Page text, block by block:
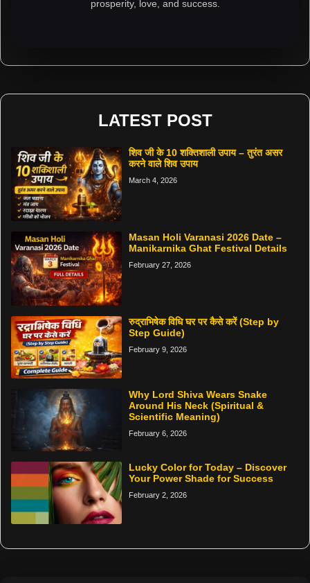
prosperity, love, and success.
LATEST POST
शिव जी के 10 शक्तिशाली उपाय – तुरंत असर
करने वाले शिव उपाय
March 4, 2026
Masan Holi Varanasi 2026 Date –
Manikarnika Ghat Festival Details
February 27, 2026
रुद्राभिषेक विधि घर पर कैसे करें (Step by
Step Guide)
February 9, 2026
Why Lord Shiva Wears Snake
Around His Neck (Spiritual &
Scientific Meaning)
February 6, 2026
Lucky Color for Today – Discover
Your Power Shade for Success
February 2, 2026